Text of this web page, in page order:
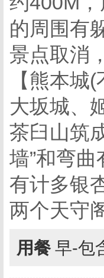
的周围有
景点取消
【熊本
大坂城、
茶臼山筑
墙”和弯
有计多银
两个天守
用餐 早-包